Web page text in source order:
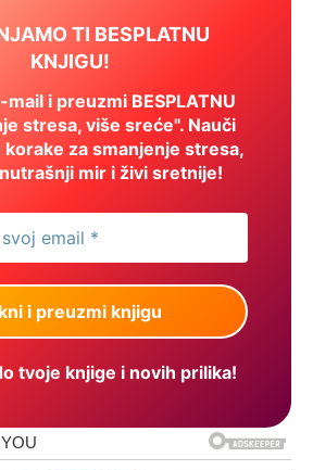
TI BESPLATNU
KNJIGU!
i preuzmi BESPLATNU
stresa, više sreće". Nauči
za smanjenje stresa,
mir i živi sretnije!
tvoje knjige i novih prilika!